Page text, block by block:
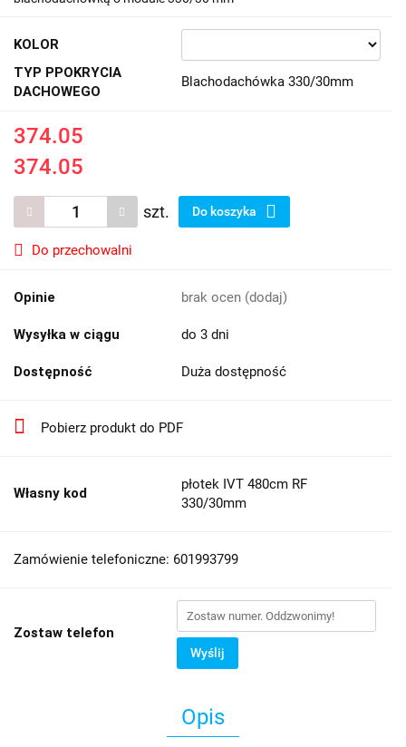
KOLOR
TYP PPOKRYCIA
DACHOWEGO
Blachodachówka 330/30mm
374.05
374.05
szt. Do koszyka
Do przechowalni
Opinie brak ocen (dodaj)
Wysyłka w ciągu do 3 dni
Dostępność Duża dostępność
Pobierz produkt do PDF
Własny kod
płotek IVT 480cm RF
330/30mm
Zamówienie telefoniczne: 601993799
Zostaw telefon
Wyślij
Opis